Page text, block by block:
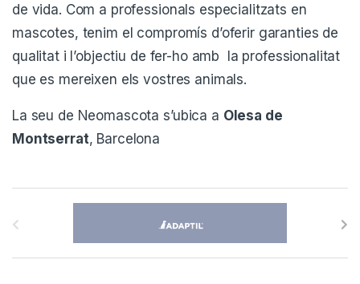
de vida. Com a professionals especialitzats en
mascotes, tenim el compromís d’oferir garanties de
qualitat i l’objectiu de fer-ho amb la professionalitat
que es mereixen els vostres animals.
La seu de Neomascota s’ubica a Olesa de
Montserrat, Barcelona